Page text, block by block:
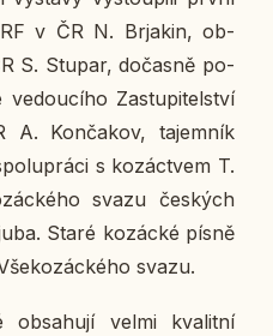
RF v ČR N. Brja­kin, ob­
S. Stupar, do­čas­ně po­
Za­stu­pi­tel­ství
A. Kon­ča­kov, ta­jem­ník
s ko­zác­tvem T.
svazu čes­kých
Staré ko­zác­ké písně
svazu.
ob­sa­hu­jí velmi kva­lit­ní